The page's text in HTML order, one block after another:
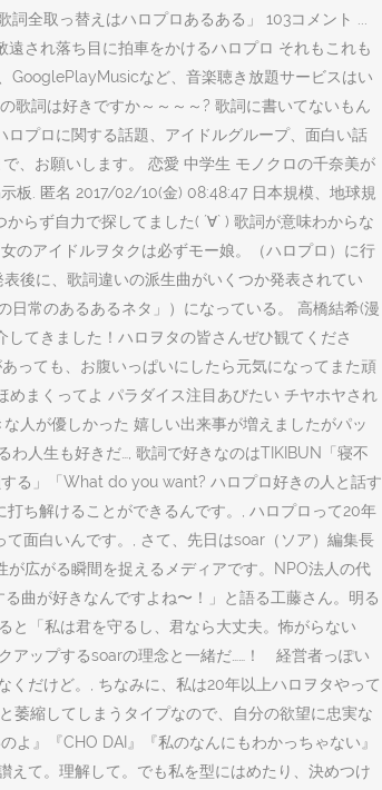
全取っ替えはハロプロあるある」 103コメント ...
され落ち目に拍車をかけるハロプロ それもこれも
GooglePlayMusicなど、音楽聴き放題サービスはい
歌詞は好きですか～～～～? 歌詞に書いてないもん
プロに関する話題、アイドルグループ、面白い話
、お願いします。 恋愛 中学生 モノクロの千奈美が
. 匿名 2017/02/10(金) 08:48:47 日本規模、地球規
らず自力で探してました( ´∀` ) 歌詞が意味わからな
のアイドルヲタクは必ずモー娘。（ハロプロ）に行
後に、歌詞違いの派生曲がいくつか発表されてい
日常のあるあるネタ」）になっている。 高橋結希(漫
てきました！ハロヲタの皆さんぜひ観てくださ
っても、お腹いっぱいにしたら元気になってまた頑
まくってよ パラダイス注目あびたい チヤホヤされ
人が優しかった 嬉しい出来事が増えましたがパッ
人生も好きだ…, 歌詞で好きなのはTIKIBUN「寝不
る」「What do you want? ハロプロ好きの人と話す
ち解けることができるんです。, ハロプロって20年
面白いんです。, さて、先日はsoar（ソア）編集長
広がる瞬間を捉えるメディアです。NPO法人の代
曲が好きなんですよね〜！」と語る工藤さん。明る
と「私は君を守るし、君なら大丈夫。怖がらない
アップするsoarの理念と一緒だ……！ 経営者っぽい
だけど。, ちなみに、私は20年以上ハロヲタやって
萎縮してしまうタイプなので、自分の欲望に忠実な
』『CHO DAI』『私のなんにもわかっちゃない』
えて。理解して。でも私を型にはめたり、決めつけ